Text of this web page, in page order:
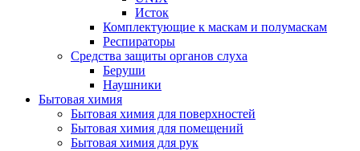
Исток
Комплектующие к маскам и полумаскам
Респираторы
Средства защиты органов слуха
Беруши
Наушники
Бытовая химия
Бытовая химия для поверхностей
Бытовая химия для помещений
Бытовая химия для рук